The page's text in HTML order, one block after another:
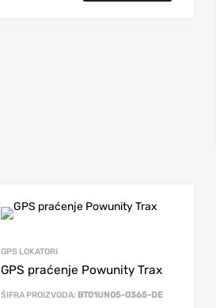
GPS LOKATORI
GPS praćenje Powunity Trax
ŠIFRA PROIZVODA: BT01UN05-0365-DE